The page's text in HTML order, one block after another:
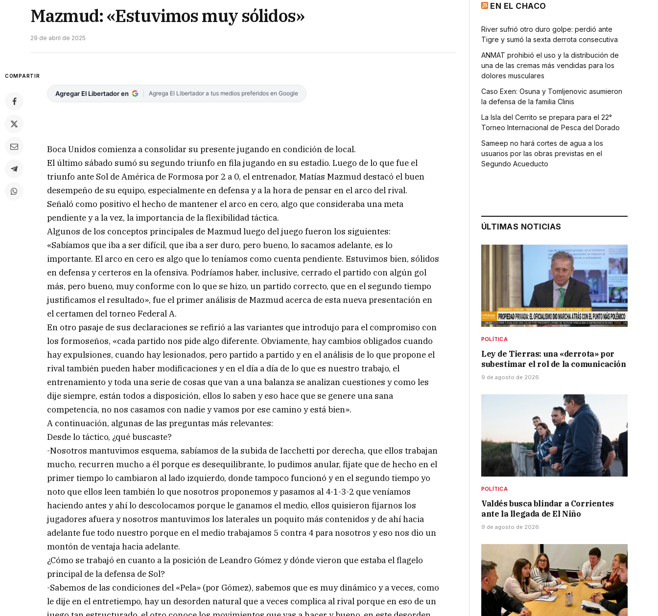
Mazmud: «Estuvimos muy sólidos»
29 de abril de 2025
COMPARTIR
Agregar El Libertador en Agrega El Libertador a tus medios preferidos en Google
Boca Unidos comienza a consolidar su presente jugando en condición de local.
El último sábado sumó su segundo triunfo en fila jugando en su estadio. Luego de lo que fue el
triunfo ante Sol de América de Formosa por 2 a 0, el entrenador, Matías Mazmud destacó el buen
desempeño de su equipo, especialmente en defensa y a la hora de pensar en el arco del rival.
Señaló como positivo el hecho de mantener el arco en cero, algo que consideraba una meta
pendiente y a la vez, la importancia de la flexibilidad táctica.
Algunos de los conceptos principales de Mazmud luego del juego fueron los siguientes:
«Sabíamos que iba a ser difícil, que iba a ser duro, pero bueno, lo sacamos adelante, es lo
importante. El arco en cero es algo que lo teníamos como cuenta pendiente. Estuvimos bien, sólidos
en defensa y certeros en la ofensiva. Podríamos haber, inclusive, cerrado el partido con algún gol
más, pero bueno, muy conforme con lo que se hizo, un partido correcto, que en el segundo tiempo
justificamos el resultado», fue el primer análisis de Mazmud acerca de esta nueva presentación en
el certamen del torneo Federal A.
En otro pasaje de sus declaraciones se refirió a las variantes que introdujo para el compromiso con
los formoseños, «cada partido nos pide algo diferente. Obviamente, hay cambios obligados cuando
hay expulsiones, cuando hay lesionados, pero partido a partido y en el análisis de lo que propone el
rival también pueden haber modificaciones y en el día a día de lo que es nuestro trabajo, el
entrenamiento y toda una serie de cosas que van a una balanza se analizan cuestiones y como les
dije siempre, están todos a disposición, ellos lo saben y eso hace que se genere una sana
competencia, no nos casamos con nadie y vamos por ese camino y está bien».
A continuación, algunas de las preguntas más relevantes:
Desde lo táctico, ¿qué buscaste?
-Nosotros mantuvimos esquema, sabíamos de la subida de Iacchetti por derecha, que ellos trabajan
mucho, recurren mucho a él porque es desequilibrante, lo pudimos anular, fijate que de hecho en el
primer tiempo lo cambiaron al lado izquierdo, donde tampoco funcionó y en el segundo tiempo yo
noto que ellos leen también lo que nosotros proponemos y pasamos al 4-1-3-2 que veníamos
haciendo antes y ahí lo descolocamos porque le ganamos el medio, ellos quisieron fijarnos los
jugadores afuera y nosotros mantuvimos los laterales un poquito más contenidos y de ahí hacia
adelante fue todo nuestro porque en el medio trabajamos 5 contra 4 para nosotros y eso nos dio un
montón de ventaja hacia adelante.
¿Cómo se trabajó en cuanto a la posición de Leandro Gómez y dónde vieron que estaba el flagelo
principal de la defensa de Sol?
-Sabemos de las condiciones del «Pela» (por Gómez), sabemos que es muy dinámico y a veces, como
le dije en el entretiempo, hay un desorden natural que a veces complica al rival porque en eso de un
EN EL CHACO
River sufrió otro duro golpe: perdió ante
Tigre y sumó la sexta derrota consecutiva
ANMAT prohibió el uso y la distribución de
una de las cremas más vendidas para los
dolores musculares
Caso Exen: Osuna y Tomljenovic asumieron
la defensa de la familia Clinis
La Isla del Cerrito se prepara para el 22°
Torneo Internacional de Pesca del Dorado
Sameep no hará cortes de agua a los
usuarios por las obras previstas en el
Segundo Acueducto
ÚLTIMAS NOTICIAS
POLÍTICA
Ley de Tierras: una «derrota» por
subestimar el rol de la comunicación
9 de agosto de 2026
POLÍTICA
Valdés busca blindar a Corrientes
ante la llegada de El Niño
9 de agosto de 2026